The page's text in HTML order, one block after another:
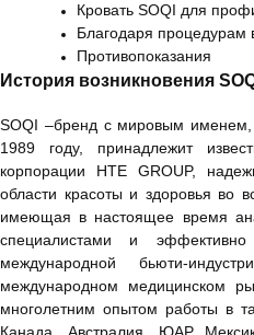
Кровать SOQI для
Благодаря процедурам
Противопоказания
История возникновения
SOQI –бренд с мировым
1989 году, принадлежит
корпорации HТE GROUP,
области красоты и здоровья во
имеющая в настоящее время
специалистами и
международной бьюти-
международном медицинском
многолетним опытом работы в